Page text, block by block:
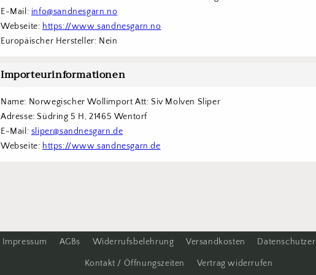
E-Mail: info@sandnesgarn.no
Webseite: https://www.sandnesgarn.no
Europäischer Hersteller: Nein
Importeurinformationen
Name: Norwegischer Wollimport Att: Siv Molven Sliper
Adresse: Südring 5 H, 21465 Wentorf
E-Mail: sliper@sandnesgarn.de
Webseite: https://www.sandnesgarn.de
Impressum AGBs Widerrufsbelehrung Versandkosten
Kontakt / Öffnungszeiten Vertrag widerrufen